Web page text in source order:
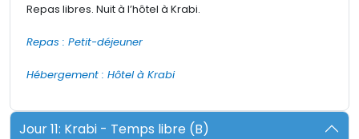
Repas libres. Nuit à l’hôtel à Krabi.
Repas : Petit-déjeuner
Hébergement : Hôtel à Krabi
Jour 11: Krabi - Temps libre (B)